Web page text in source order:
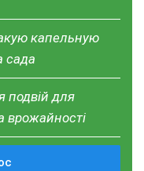
капельную
сада
подвій для
врожайності